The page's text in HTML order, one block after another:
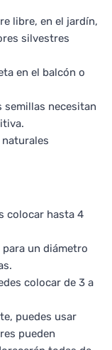
libre, en el jardín,
silvestres
en el balcón o
semillas necesitan
colocar hasta 4
para un diámetro
colocar de 3 a
puedes usar
pueden